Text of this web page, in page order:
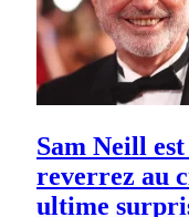
Sam Neill
reverrez au
ultime